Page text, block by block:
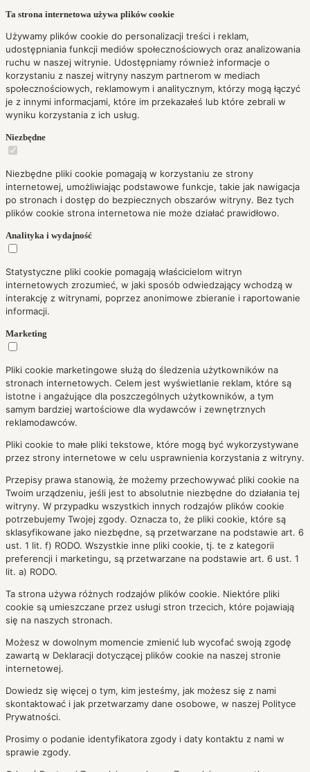
Ta strona internetowa używa plików cookie
Używamy plików cookie do personalizacji treści i reklam,
udostępniania funkcji mediów społecznościowych oraz analizowania
ruchu w naszej witrynie. Udostępniamy również informacje o
korzystaniu z naszej witryny naszym partnerom w mediach
społecznościowych, reklamowym i analitycznym, którzy mogą łączyć
je z innymi informacjami, które im przekazałeś lub które zebrali w
wyniku korzystania z ich usług.
Niezbędne
Niezbędne pliki cookie pomagają w korzystaniu ze strony
internetowej, umożliwiając podstawowe funkcje, takie jak nawigacja
po stronach i dostęp do bezpiecznych obszarów witryny. Bez tych
plików cookie strona internetowa nie może działać prawidłowo.
Analityka i wydajność
Statystyczne pliki cookie pomagają właścicielom witryn
internetowych zrozumieć, w jaki sposób odwiedzający wchodzą w
interakcję z witrynami, poprzez anonimowe zbieranie i raportowanie
informacji.
Marketing
Pliki cookie marketingowe służą do śledzenia użytkowników na
stronach internetowych. Celem jest wyświetlanie reklam, które są
istotne i angażujące dla poszczególnych użytkowników, a tym
samym bardziej wartościowe dla wydawców i zewnętrznych
reklamodawców.
Pliki cookie to małe pliki tekstowe, które mogą być wykorzystywane
przez strony internetowe w celu usprawnienia korzystania z witryny.
Przepisy prawa stanowią, że możemy przechowywać pliki cookie na
Twoim urządzeniu, jeśli jest to absolutnie niezbędne do działania tej
witryny. W przypadku wszystkich innych rodzajów plików cookie
potrzebujemy Twojej zgody. Oznacza to, że pliki cookie, które są
sklasyfikowane jako niezbędne, są przetwarzane na podstawie art. 6
ust. 1 lit. f) RODO. Wszystkie inne pliki cookie, tj. te z kategorii
preferencji i marketingu, są przetwarzane na podstawie art. 6 ust. 1
lit. a) RODO.
Ta strona używa różnych rodzajów plików cookie. Niektóre pliki
cookie są umieszczane przez usługi stron trzecich, które pojawiają
się na naszych stronach.
Możesz w dowolnym momencie zmienić lub wycofać swoją zgodę
zawartą w Deklaracji dotyczącej plików cookie na naszej stronie
internetowej.
Dowiedz się więcej o tym, kim jesteśmy, jak możesz się z nami
skontaktować i jak przetwarzamy dane osobowe, w naszej Polityce
Prywatności.
Prosimy o podanie identyfikatora zgody i daty kontaktu z nami w
sprawie zgody.